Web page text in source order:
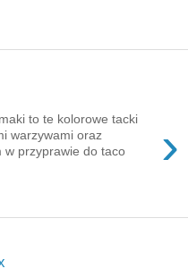
›
to te kolorowe tacki
warzywami oraz
w przyprawie do taco